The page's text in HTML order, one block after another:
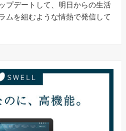
プデートして、明日からの生活
ムを組むような情熱で発信して